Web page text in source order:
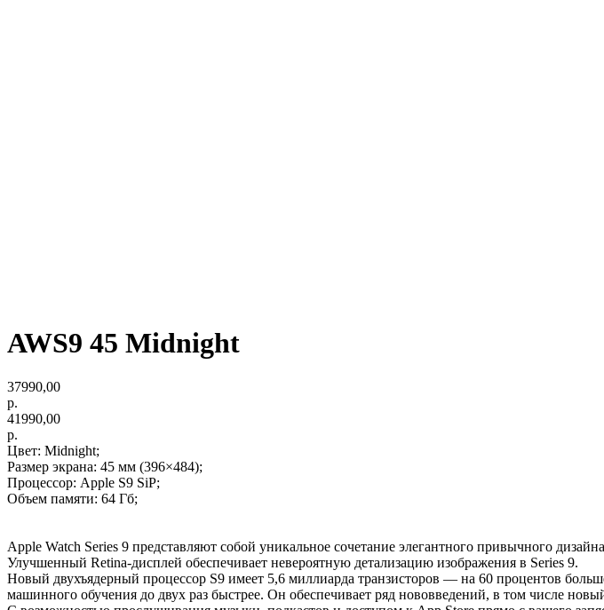
AWS9 45 Midnight
37990,00
р.
41990,00
р.
Цвет: Midnight;
Размер экрана: 45 мм (396×484);
Процессор: Apple S9 SiP;
Объем памяти: 64 Гб;
Apple Watch Series 9 представляют собой уникальное сочетание элегантного привычного
Улучшенный Retina-дисплей обеспечивает невероятную детализацию изображения в Series 9.
Новый двухъядерный процессор S9 имеет 5,6 миллиарда транзисторов — на 60 процентов
машинного обучения до двух раз быстрее. Он обеспечивает ряд нововведений, в том числе